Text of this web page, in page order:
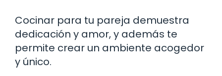
Cocinar para tu pareja demuestra
dedicación y amor, y además te
permite crear un ambiente acogedor
y único.